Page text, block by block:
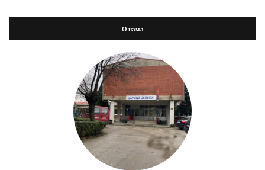
О нама